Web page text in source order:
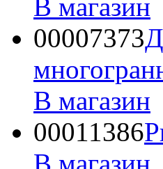
В магазин
00007373
В магазин
00011386